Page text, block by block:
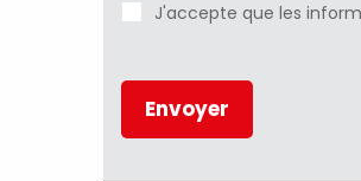
J'accepte que les